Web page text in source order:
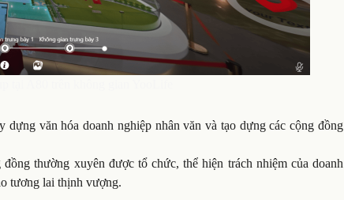
văn hóa doanh nghiệp nhân văn và tạo dựng các cộng đồng
thường xuyên được tổ chức, thể hiện trách nhiệm của doanh
tương lai thịnh vượng.